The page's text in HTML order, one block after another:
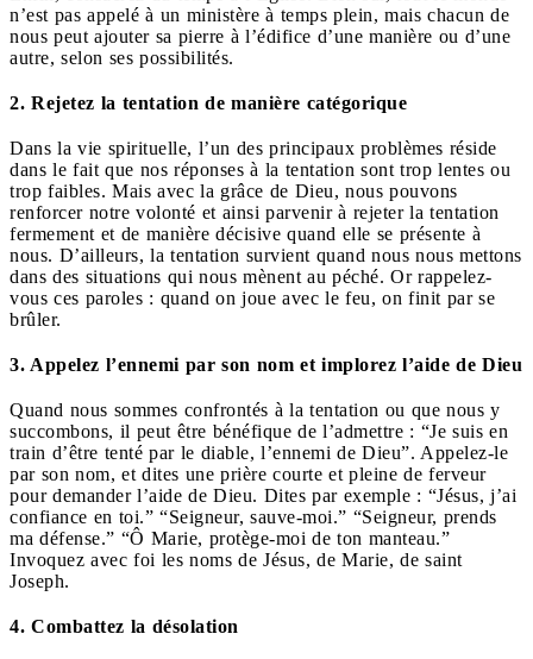
n’est pas appelé à un ministère à temps plein, mais chacun de
nous peut ajouter sa pierre à l’édifice d’une manière ou d’une
autre, selon ses possibilités.
2. Rejetez la tentation de manière catégorique
Dans la vie spirituelle, l’un des principaux problèmes réside
dans le fait que nos réponses à la tentation sont trop lentes ou
trop faibles. Mais avec la grâce de Dieu, nous pouvons
renforcer notre volonté et ainsi parvenir à rejeter la tentation
fermement et de manière décisive quand elle se présente à
nous. D’ailleurs, la tentation survient quand nous nous mettons
dans des situations qui nous mènent au péché. Or rappelez-
vous ces paroles : quand on joue avec le feu, on finit par se
brûler.
3. Appelez l’ennemi par son nom et implorez l’aide de Dieu
Quand nous sommes confrontés à la tentation ou que nous y
succombons, il peut être bénéfique de l’admettre : “Je suis en
train d’être tenté par le diable, l’ennemi de Dieu”. Appelez-le
par son nom, et dites une prière courte et pleine de ferveur
pour demander l’aide de Dieu. Dites par exemple : “Jésus, j’ai
confiance en toi.” “Seigneur, sauve-moi.” “Seigneur, prends
ma défense.” “Ô Marie, protège-moi de ton manteau.”
Invoquez avec foi les noms de Jésus, de Marie, de saint
Joseph.
4. Combattez la désolation